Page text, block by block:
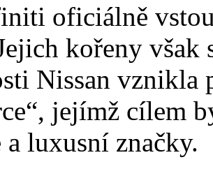
oficiálně
kořeny však
Nissan vznikla
jejímž cílem
luxusní značky.